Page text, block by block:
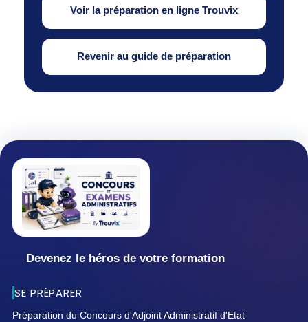
Voir la préparation en ligne Trouvix
Revenir au guide de préparation
Devenez le héros de votre formation
SE PRÉPARER
Préparation du Concours d'Adjoint Administratif d'Etat